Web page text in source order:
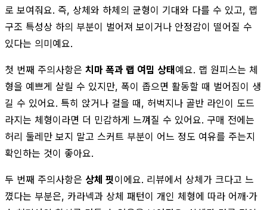
로 보여줘요. 즉, 상체와 하체의 균형이 기대와 다를 수 있고, 랩
구조 특성상 하의 부분이 벌어져 보이거나 안정감이 떨어질 수
있다는 의미예요.
첫 번째 주의사항은 치마 폭과 랩 여밈 상태예요. 랩 원피스는 체
형을 예쁘게 살릴 수 있지만, 폭이 좁으면 활동할 때 벌어짐이 생
길 수 있어요. 특히 앉거나 걸을 때, 허벅지나 골반 라인이 도드
라지는 체형이라면 더 민감하게 느껴질 수 있어요. 구매 전에는
허리 둘레만 보지 말고 스커트 부분이 어느 정도 여유를 주는지
확인하는 것이 좋아요.
두 번째 주의사항은 상체 핏이에요. 리뷰에서 상체가 크다고 느
꼈다는 부분은, 카라넥과 상체 패턴이 개인 체형에 따라 어깨·가